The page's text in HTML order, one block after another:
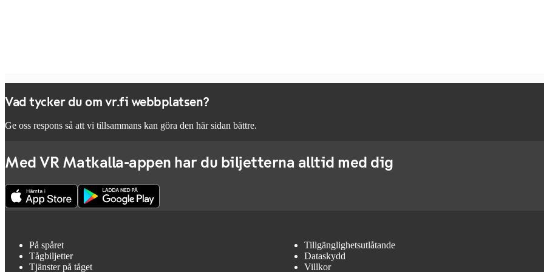
Vad tycker du om vr.fi webbplatsen?
Ge oss respons så att vi tillsammans kan göra den här sidan bättre.
Med VR Matkalla-appen har du biljetterna alltid med dig
På spåret
Tågbiljetter
Tjänster på tåget
Tillgänglighetsutlåtande
Dataskydd
Villkor